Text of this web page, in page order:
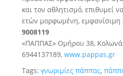
και τον αθλητισμό, επιθυμεί
ετών μορφωμένη, εμφανίσιμη
9008119
«ΠΑΠΠΑΣ» Ομήρου 38,
6944137189, www.pappas.gr
Tags: γνωριμίες πάππας,